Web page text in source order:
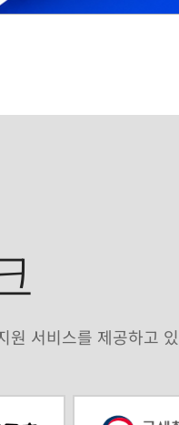
원 서비스를 제공하고